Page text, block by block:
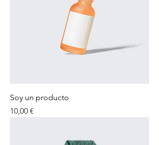
Soy un producto
Precio
10,00 €